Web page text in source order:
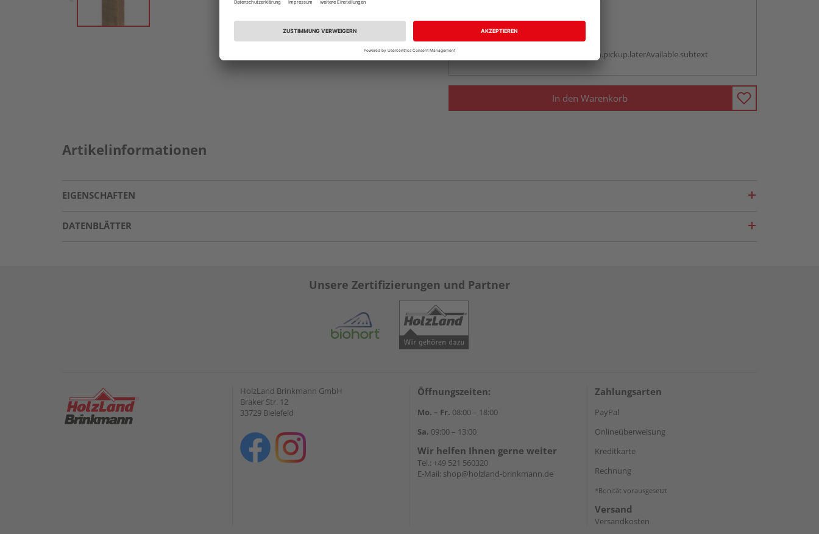
Beim Händler abholen
Auf Vorbestellung:
vue.ads.priceMerchantBox.option.pickup.laterAvailable.subtext
In den Warenkorb
Artikelinformationen
EIGENSCHAFTEN
DATENBLÄTTER
Unsere Zertifizierungen und Partner
HolzLand Brinkmann GmbH
Braker Str. 12
33729 Bielefeld
Öffnungszeiten:
Mo. – Fr. 08:00 – 18:00
Sa. 09:00 – 13:00
Wir helfen Ihnen gerne weiter
Tel.: +49 521 560320
E-Mail: shop@holzland-brinkmann.de
Zahlungsarten
PayPal
Onlineüberweisung
Kreditkarte
Rechnung
*Bonität vorausgesetzt
Versand
Versandkosten